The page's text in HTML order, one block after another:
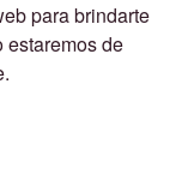
para brindarte
estaremos de